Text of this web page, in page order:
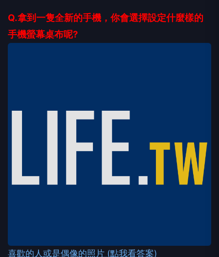
Q.拿到一隻全新的手機，你會選擇設定什麼樣的
手機螢幕桌布呢?
喜歡的人或是偶像的照片 (點我看答案)